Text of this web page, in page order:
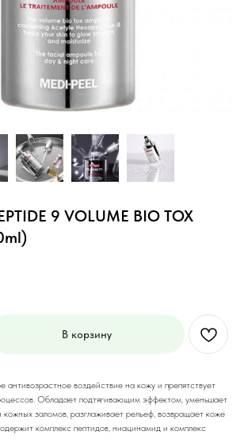
9 VOLUME BIO TOX
В корзину
антивозрастное воздействие на кожу и препятствует
Обладает подтягивающим эффектом, уменьшает
заломов, разглаживает рельеф, возвращает коже
комплекс пептидов, ниацинамид и комплекс